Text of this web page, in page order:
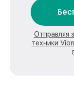
Отправляя
техники